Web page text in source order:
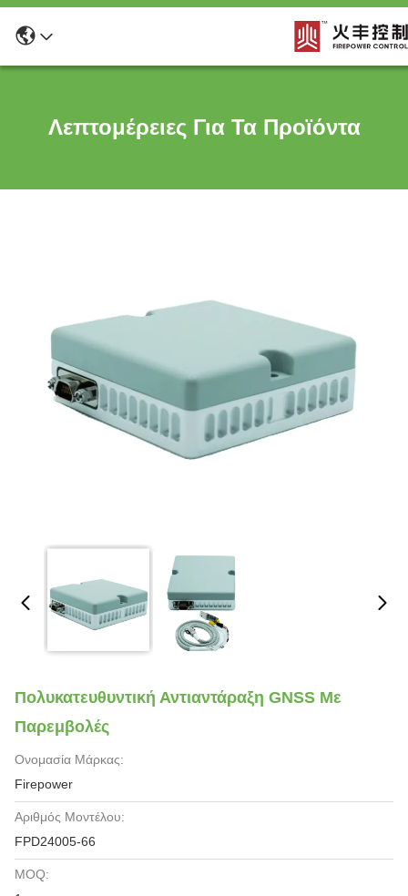
Λεπτομέρειες Για Τα Προϊόντα
Πολυκατευθυντική Αντιαντάραξη GNSS Με
Παρεμβολές
Ονομασία Μάρκας:
Firepower
Αριθμός Μοντέλου:
FPD24005-66
MOQ: